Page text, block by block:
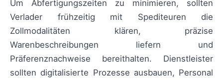
Um Abfertigungszeiten zu minimieren, sollten
Verlader frühzeitig mit Spediteuren die
Zollmodalitäten klären, präzise
Warenbeschreibungen liefern und
Präferenznachweise bereithalten. Dienstleister
sollten digitalisierte Prozesse ausbauen, Personal